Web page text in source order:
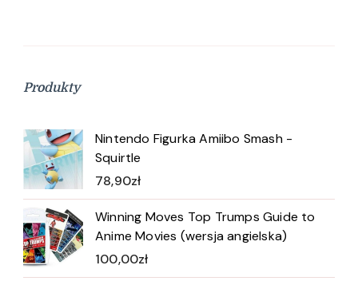
Produkty
Nintendo Figurka Amiibo Smash -
Squirtle
78,90zł
Winning Moves Top Trumps Guide to
Anime Movies (wersja angielska)
100,00zł